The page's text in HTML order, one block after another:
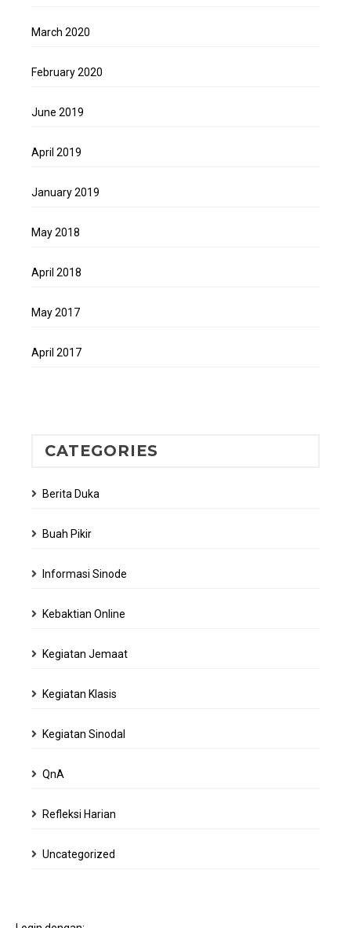
March 2020
February 2020
June 2019
April 2019
January 2019
May 2018
April 2018
May 2017
April 2017
CATEGORIES
Berita Duka
Buah Pikir
Informasi Sinode
Kebaktian Online
Kegiatan Jemaat
Kegiatan Klasis
Kegiatan Sinodal
QnA
Refleksi Harian
Uncategorized